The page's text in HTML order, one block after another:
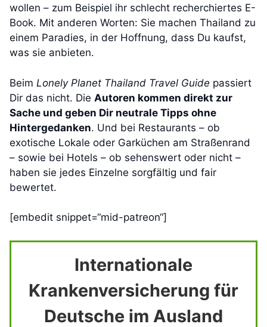
wollen – zum Beispiel ihr schlecht recherchiertes E-
Book. Mit anderen Worten: Sie machen Thailand zu
einem Paradies, in der Hoffnung, dass Du kaufst,
was sie anbieten.
Beim Lonely Planet Thailand Travel Guide passiert
Dir das nicht. Die Autoren kommen direkt zur
Sache und geben Dir neutrale Tipps ohne
Hintergedanken. Und bei Restaurants – ob
exotische Lokale oder Garküchen am Straßenrand
– sowie bei Hotels – ob sehenswert oder nicht –
haben sie jedes Einzelne sorgfältig und fair
bewertet.
[embedit snippet=“mid-patreon“]
Internationale
Krankenversicherung für
Deutsche im Ausland